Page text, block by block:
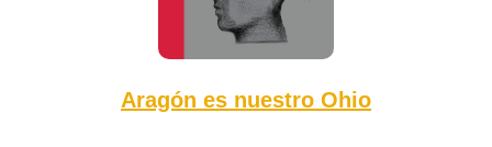
Aragón es nuestro Ohio